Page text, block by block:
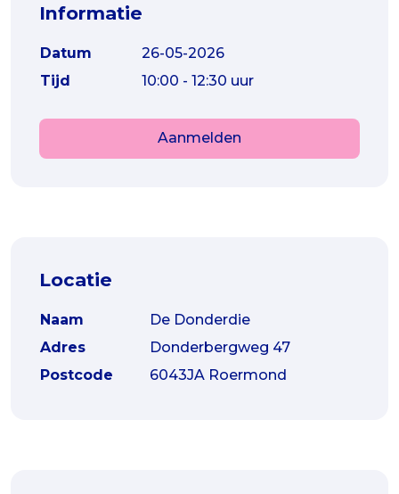
Informatie
Datum
26-05-2026
Tijd
10:00 - 12:30 uur
Aanmelden
Locatie
Naam
De Donderdie
Adres
Donderbergweg 47
Postcode
6043JA Roermond